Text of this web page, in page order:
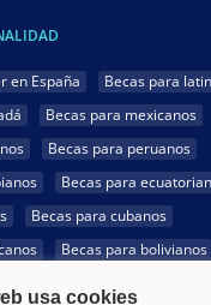
en España
Becas para
Becas para mexicanos
Becas para peruanos
Becas para
Becas para cubanos
Becas para bolivianos